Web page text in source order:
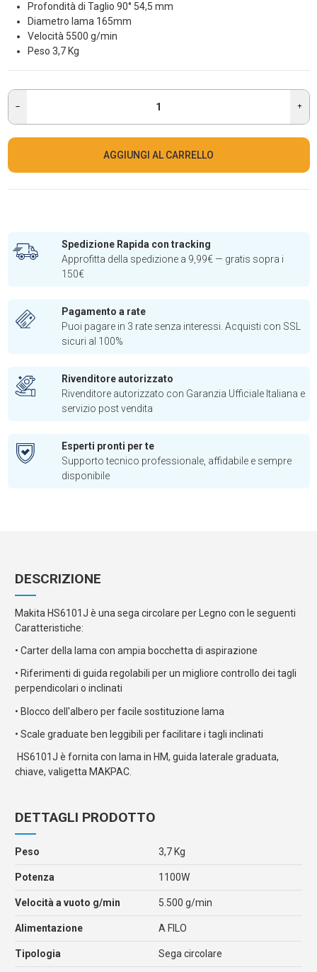
Profondità di Taglio 90° 54,5 mm
Diametro lama 165mm
Velocità 5500 g/min
Peso 3,7 Kg
AGGIUNGI AL CARRELLO
Spedizione Rapida con tracking
Approfitta della spedizione a 9,99€ — gratis sopra i
150€
Pagamento a rate
Puoi pagare in 3 rate senza interessi. Acquisti con SSL
sicuri al 100%
Rivenditore autorizzato
Rivenditore autorizzato con Garanzia Ufficiale Italiana e
servizio post vendita
Esperti pronti per te
Supporto tecnico professionale, affidabile e sempre
disponibile
DESCRIZIONE
Makita HS6101J è una sega circolare per Legno con le seguenti
Caratteristiche:
• Carter della lama con ampia bocchetta di aspirazione
• Riferimenti di guida regolabili per un migliore controllo dei tagli
perpendicolari o inclinati
• Blocco dell'albero per facile sostituzione lama
• Scale graduate ben leggibili per facilitare i tagli inclinati
HS6101J è fornita con lama in HM, guida laterale graduata,
chiave, valigetta MAKPAC.
DETTAGLI PRODOTTO
Peso 3,7 Kg
Potenza 1100W
Velocità a vuoto g/min 5.500 g/min
Alimentazione A FILO
Tipologia Sega circolare